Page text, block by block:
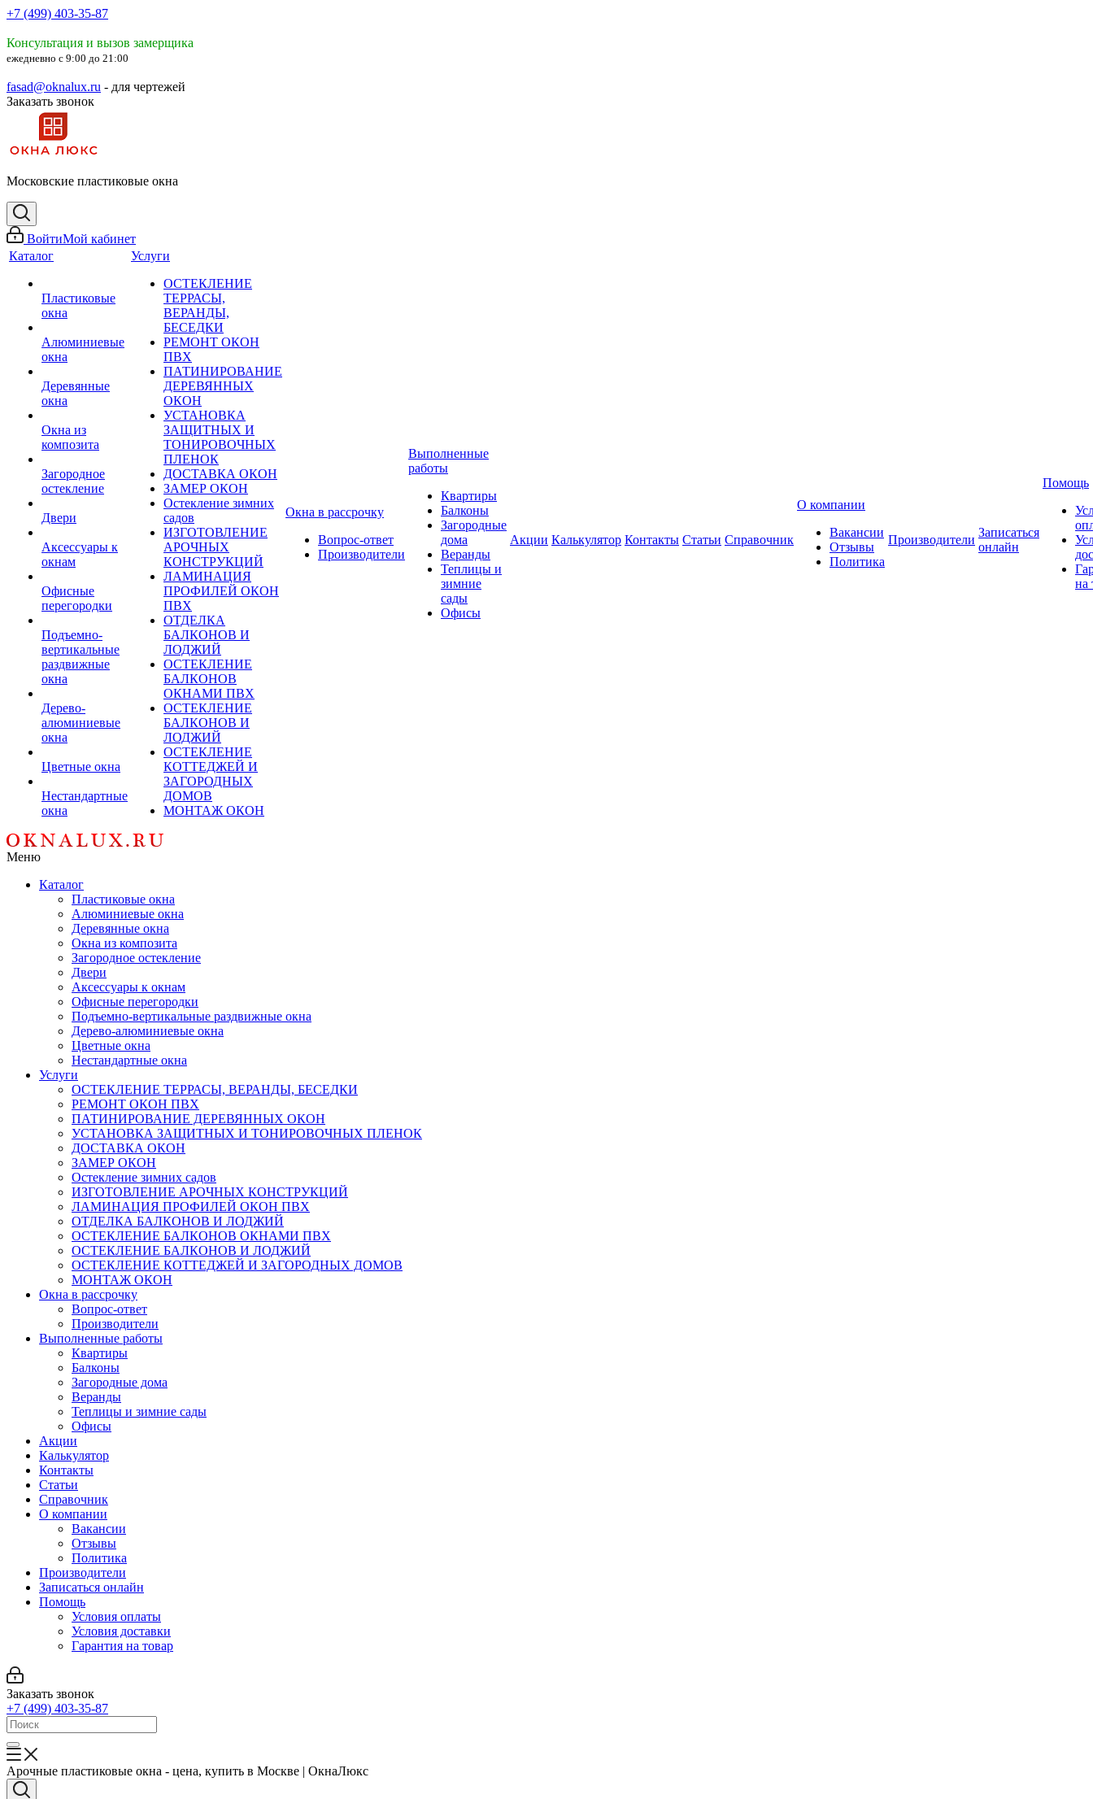
+7 (499) 403-35-87
Консультация и вызов замерщика
ежедневно с 9:00 до 21:00
fasad@oknalux.ru - для чертежей
Заказать звонок
Московские пластиковые окна
ВойтиМой кабинет
Каталог
Пластиковые
окна
Алюминиевые
окна
Деревянные
окна
Окна из
композита
Загородное
остекление
Двери
Аксессуары к
окнам
Офисные
перегородки
Подъемно-
вертикальные
раздвижные
окна
Дерево-
алюминиевые
окна
Цветные окна
Нестандартные
окна
Услуги
ОСТЕКЛЕНИЕ
ТЕРРАСЫ,
ВЕРАНДЫ,
БЕСЕДКИ
РЕМОНТ ОКОН
ПВХ
ПАТИНИРОВАНИЕ
ДЕРЕВЯННЫХ
ОКОН
УСТАНОВКА
ЗАЩИТНЫХ И
ТОНИРОВОЧНЫХ
ПЛЕНОК
ДОСТАВКА ОКОН
ЗАМЕР ОКОН
Остекление зимних
садов
ИЗГОТОВЛЕНИЕ
АРОЧНЫХ
КОНСТРУКЦИЙ
ЛАМИНАЦИЯ
ПРОФИЛЕЙ ОКОН
ПВХ
ОТДЕЛКА
БАЛКОНОВ И
ЛОДЖИЙ
ОСТЕКЛЕНИЕ
БАЛКОНОВ
ОКНАМИ ПВХ
ОСТЕКЛЕНИЕ
БАЛКОНОВ И
ЛОДЖИЙ
ОСТЕКЛЕНИЕ
КОТТЕДЖЕЙ И
ЗАГОРОДНЫХ
ДОМОВ
МОНТАЖ ОКОН
Окна в рассрочку
Вопрос-ответ
Производители
Выполненные
работы
Квартиры
Балконы
Загородные
дома
Веранды
Теплицы и
зимние
сады
Офисы
Акции Калькулятор Контакты Статьи Справочник
О компании
Вакансии
Отзывы
Политика
Производители
Записаться
онлайн
Помощь
на
Меню
Каталог
Пластиковые окна
Алюминиевые окна
Деревянные окна
Окна из композита
Загородное остекление
Двери
Аксессуары к окнам
Офисные перегородки
Подъемно-вертикальные раздвижные окна
Дерево-алюминиевые окна
Цветные окна
Нестандартные окна
Услуги
ОСТЕКЛЕНИЕ ТЕРРАСЫ, ВЕРАНДЫ, БЕСЕДКИ
РЕМОНТ ОКОН ПВХ
ПАТИНИРОВАНИЕ ДЕРЕВЯННЫХ ОКОН
УСТАНОВКА ЗАЩИТНЫХ И ТОНИРОВОЧНЫХ ПЛЕНОК
ДОСТАВКА ОКОН
ЗАМЕР ОКОН
Остекление зимних садов
ИЗГОТОВЛЕНИЕ АРОЧНЫХ КОНСТРУКЦИЙ
ЛАМИНАЦИЯ ПРОФИЛЕЙ ОКОН ПВХ
ОТДЕЛКА БАЛКОНОВ И ЛОДЖИЙ
ОСТЕКЛЕНИЕ БАЛКОНОВ ОКНАМИ ПВХ
ОСТЕКЛЕНИЕ БАЛКОНОВ И ЛОДЖИЙ
ОСТЕКЛЕНИЕ КОТТЕДЖЕЙ И ЗАГОРОДНЫХ ДОМОВ
МОНТАЖ ОКОН
Окна в рассрочку
Вопрос-ответ
Производители
Выполненные работы
Квартиры
Балконы
Загородные дома
Веранды
Теплицы и зимние сады
Офисы
Акции
Калькулятор
Контакты
Статьи
Справочник
О компании
Вакансии
Отзывы
Политика
Производители
Записаться онлайн
Помощь
Условия оплаты
Условия доставки
Гарантия на товар
Заказать звонок
+7 (499) 403-35-87
Арочные пластиковые окна - цена, купить в Москве | ОкнаЛюкс